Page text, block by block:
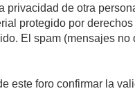
de otra
protegido por
El spam (mensajes
este foro confirmar la